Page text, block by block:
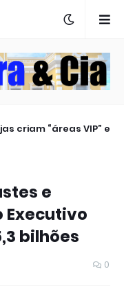
criam “áreas VIP” e
e
Executivo
bilhões
0